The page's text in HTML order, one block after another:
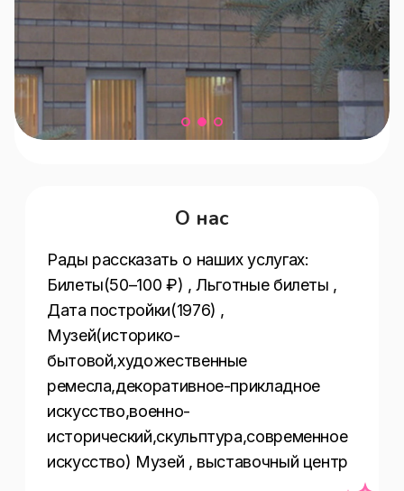
О нас
Рады рассказать о наших услугах:
Билеты(50–100 ₽) , Льготные билеты ,
Дата постройки(1976) ,
Музей(историко-
бытовой,художественные
ремесла,декоративное-прикладное
искусство,военно-
исторический,скульптура,современное
искусство) Музей , выставочный центр